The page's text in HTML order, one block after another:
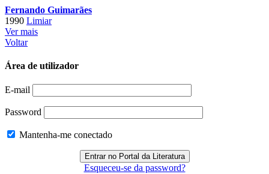
Fernando Guimarães
1990 Limiar
Ver mais
Voltar
Área de utilizador
E-mail
Password
Mantenha-me conectado
Esqueceu-se da password?